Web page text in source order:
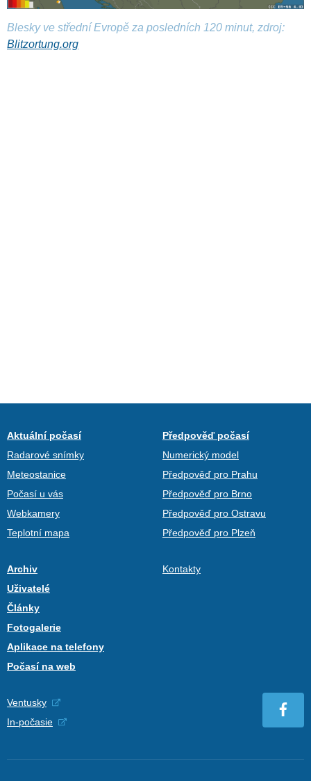
Blesky ve střední Evropě za posledních 120 minut, zdroj:
Blitzortung.org
Aktuální počasí
Radarové snímky
Meteostanice
Počasí u vás
Webkamery
Teplotní mapa
Předpověď počasí
Numerický model
Předpověď pro Prahu
Předpověď pro Brno
Předpověď pro Ostravu
Předpověď pro Plzeň
Archiv
Uživatelé
Články
Fotogalerie
Aplikace na telefony
Počasí na web
Kontakty
Ventusky
In-počasie